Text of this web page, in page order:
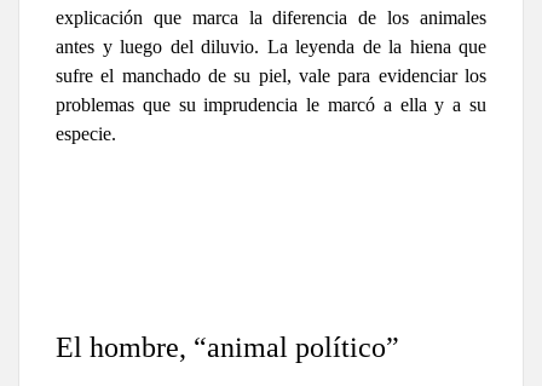
explicación que marca la diferencia de los animales
antes y luego del diluvio. La leyenda de la hiena que
sufre el manchado de su piel, vale para evidenciar los
problemas que su imprudencia le marcó a ella y a su
especie.
El hombre, “animal político”